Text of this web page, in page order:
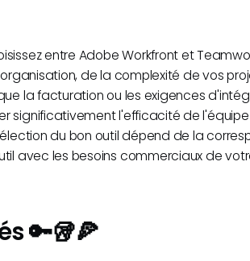
entre Adobe Workfront et
de la complexité de vos
la facturation ou les exigences
significativement l'efficacité de
du bon outil dépend de la
avec les besoins commerciaux de
🔑🥡🍕